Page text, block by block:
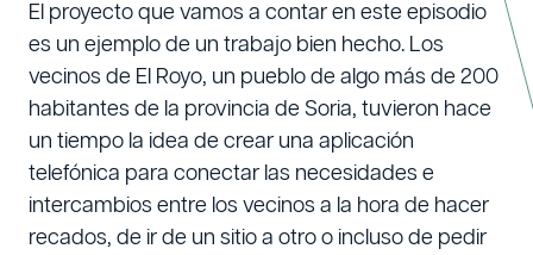
El proyecto que vamos a contar en este episodio
es un ejemplo de un trabajo bien hecho. Los
vecinos de El Royo, un pueblo de algo más de 200
habitantes de la provincia de Soria, tuvieron hace
un tiempo la idea de crear una aplicación
telefónica para conectar las necesidades e
intercambios entre los vecinos a la hora de hacer
recados, de ir de un sitio a otro o incluso de pedir